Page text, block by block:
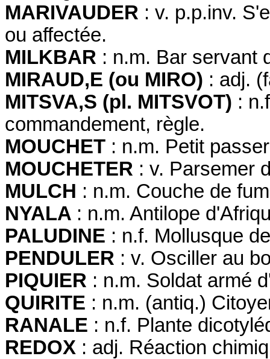
MARIVAUDER : v. p.p.inv.
ou affectée.
MILKBAR : n.m. Bar servant
MIRAUD,E (ou MIRO) : adj.
MITSVA,S (pl. MITSVOT) :
commandement, règle.
MOUCHET : n.m. Petit
MOUCHETER : v. Parsemer
MULCH : n.m. Couche de
NYALA : n.m. Antilope
PALUDINE : n.f. Mollusque
PENDULER : v. Osciller au
PIQUIER : n.m. Soldat armé
QUIRITE : n.m. (antiq.)
RANALE : n.f. Plante
REDOX : adj. Réaction